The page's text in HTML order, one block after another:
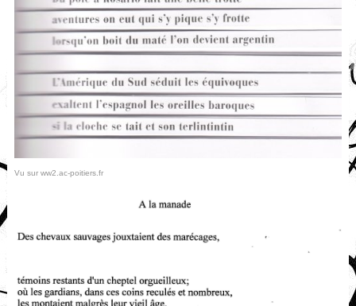
Vu sur ww2.ac-poitiers.fr